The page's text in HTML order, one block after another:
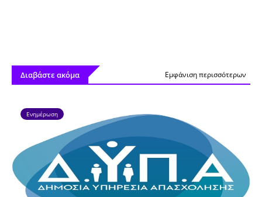
Διαβάστε ακόμα Εμφάνιση περισσότερων
Ενημέρωση